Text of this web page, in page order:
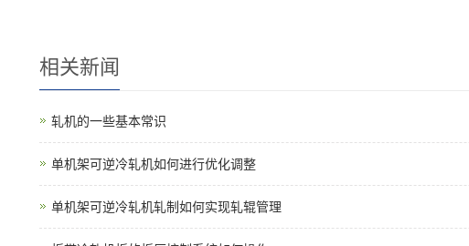
相关新闻
轧机的一些基本常识
单机架可逆冷轧机如何进行优化调整
单机架可逆冷轧机轧制如何实现轧辊管理